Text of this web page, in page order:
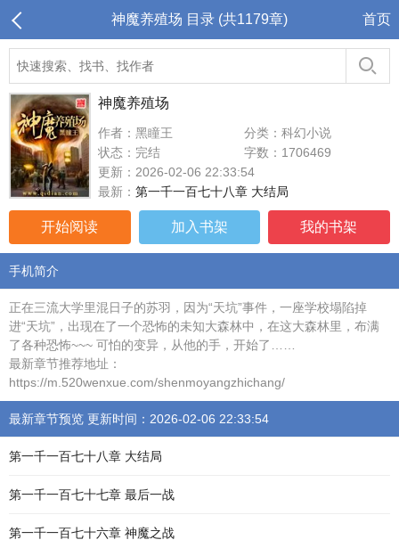
神魔养殖场 目录 (共1179章) 首页
神魔养殖场
作者：黑瞳王
分类：科幻小说
状态：完结
字数：1706469
更新：2026-02-06 22:33:54
最新： 第一千一百七十八章 大结局
开始阅读 加入书架 我的书架
手机简介
正在三流大学里混日子的苏羽，因为“天坑”事件，一座学校塌陷掉
进“天坑”，出现在了一个恐怖的未知大森林中，在这大森林里，布满
了各种恐怖~~~ 可怕的变异，从他的手，开始了……
最新章节推荐地址：
https://m.520wenxue.com/shenmoyangzhichang/
最新章节预览 更新时间：2026-02-06 22:33:54
第一千一百七十八章 大结局
第一千一百七十七章 最后一战
第一千一百七十六章 神魔之战